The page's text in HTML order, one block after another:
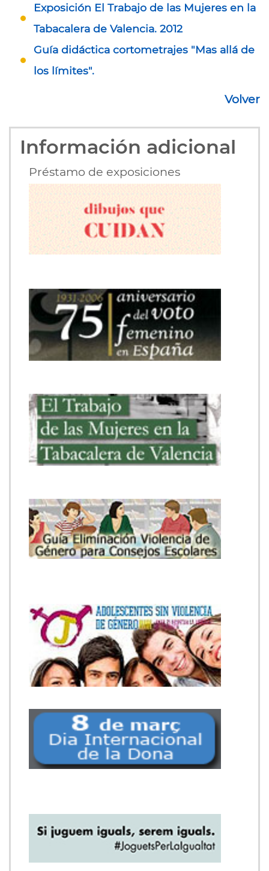
Exposición El Trabajo de las Mujeres en la
Tabacalera de Valencia. 2012
Guía didáctica cortometrajes "Mas allá de
los límites".
Volver
Información adicional
Préstamo de exposiciones